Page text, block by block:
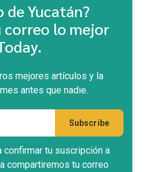
de Yucatán?
correo lo mejor
mejores artículos y la
antes que nadie.
confirmar tu suscripción a
compartiremos tu correo